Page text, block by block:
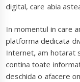
digital, care abia
In momentul in care
platforma dedicata
Internet, am hotarat
contina toate
deschida o afacere